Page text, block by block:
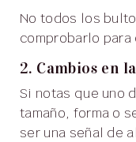
No todos los bultos son cáncer, pero es mejor
comprobarlo para
2. Cambios en
Si notas que uno de tus senos ha cambiado de
tamaño, forma o
ser una señal de